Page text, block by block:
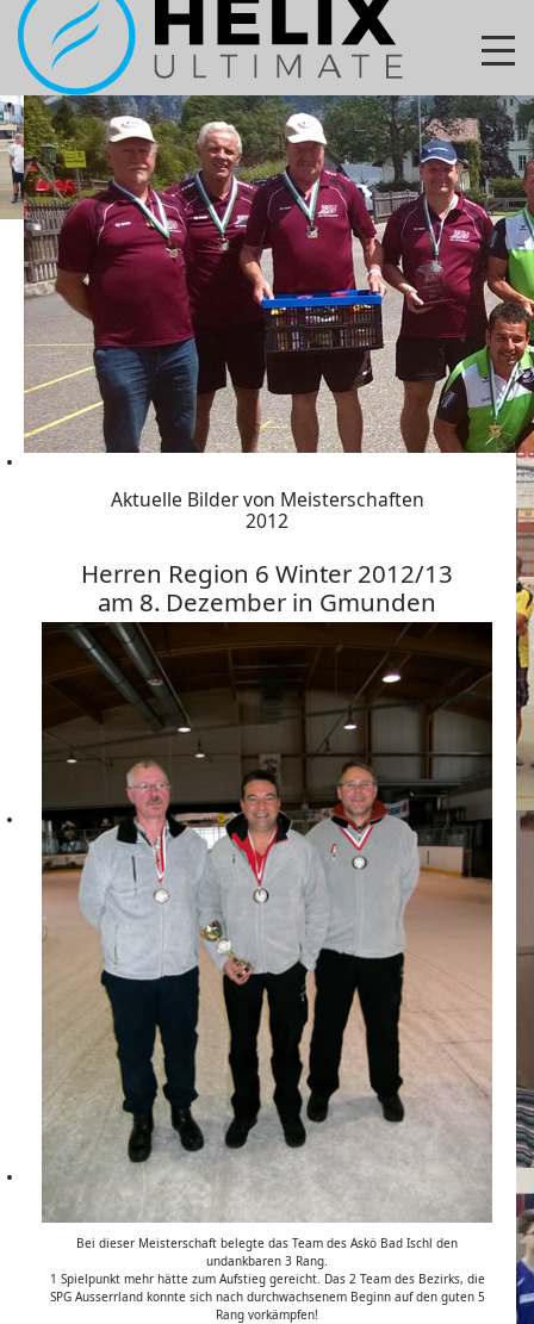
Aktuelle Bilder von Meisterschaften
2012
Herren Region 6 Winter 2012/13
am 8. Dezember in Gmunden
Bei dieser Meisterschaft belegte das Team des Askö Bad Ischl den
undankbaren 3 Rang.
1 Spielpunkt mehr hätte zum Aufstieg gereicht. Das 2 Team des Bezirks, die
SPG Ausserrland konnte sich nach durchwachsenem Beginn auf den guten 5
Rang vorkämpfen!